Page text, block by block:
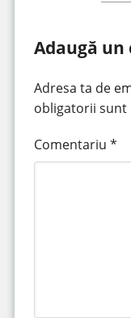
Adaugă
Adresa ta de
obligatorii sunt
Comentariu *